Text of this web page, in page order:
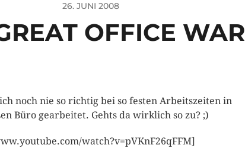
26. JUNI 2008
OFFICE WAR
noch nie so richtig bei so festen Arbeitszeiten in
Büro gearbeitet. Gehts da wirklich so zu? ;)
watch?v=pVKnF26qFFM]